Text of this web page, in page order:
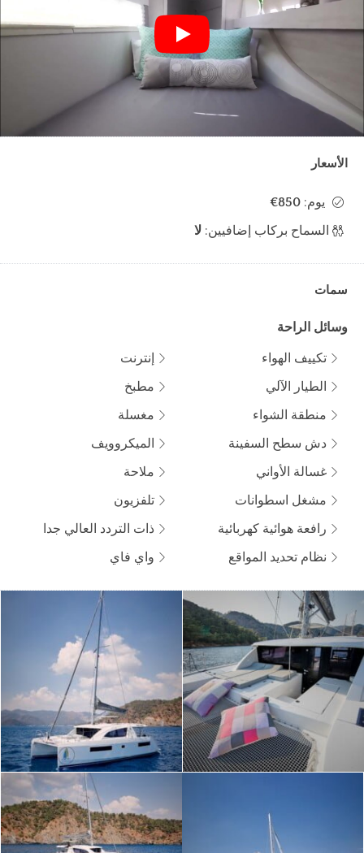
الأسعار
850€
لا
سمات
وسائل الراحة
تكييف الهواء
الطيار الآلي
منطقة الشواء
دش سطح السفينة
غسالة الأواني
مشغل اسطوانات
رافعة هوائية كهربائية
نظام تحديد المواقع
إنترنت
مطبخ
مغسلة
الميكروويف
ملاحة
تلفزيون
ذات التردد العالي جدا
واي فاي